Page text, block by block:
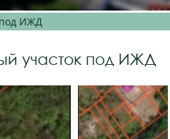
под ИЖД
участок под ИЖД